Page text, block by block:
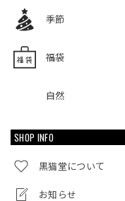
季節
福袋
自然
SHOP INFO
黒猫堂について
お知らせ